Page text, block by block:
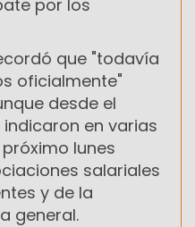
por los
que "todavía
oficialmente"
desde el
en varias
lunes
salariales
y de la
general.